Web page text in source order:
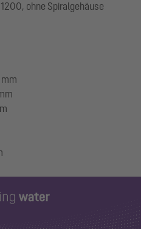
ohne Spiralgehäuse